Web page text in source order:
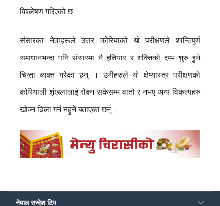
विश्लेषण गरिएको छ ।
संसारका नेताहरूले उत्तर कोरियाको यो परीक्षणले शान्तिपूर्ण
समाधानभन्दा पनि संसारमा नै हतियार र शक्तिको दम्भ शुरु हुने
चिन्ता व्यक्त गरेका छन् । उनीहरुले यो क्षेप्यास्त्र परीक्षणको
कोरियाली शृंखलालाई रोक्न सकेसम्म वार्ता र नभए अन्य विकल्पहरु
खोज्न ढिला गर्न नहुने बताएका छन् ।
नेपाल सन्देश टिम